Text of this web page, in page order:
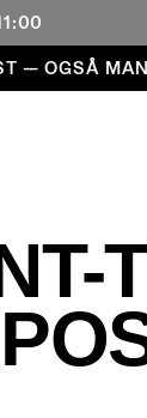
august —
— OGSÅ